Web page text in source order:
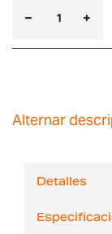
Alternar
Detalles